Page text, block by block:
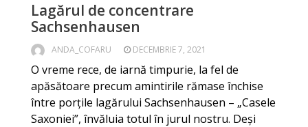
Lagărul de concentrare
Sachsenhausen
ANDA_COFARU DECEMBRIE 7, 2021
O vreme rece, de iarnă timpurie, la fel de
apăsătoare precum amintirile rămase închise
între porțile lagărului Sachsenhausen – „Casele
Saxoniei”, învăluia totul în jurul nostru. Deși